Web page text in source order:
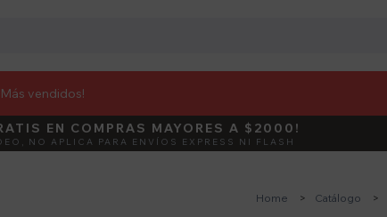
vendidos!
DEBUT ACTIVÁ EL CÓDIGO
EN COMPRAS MAYORES A $2000!
NO APLICA PARA ENVÍOS EXPRESS NI FLASH
Home Catálogo